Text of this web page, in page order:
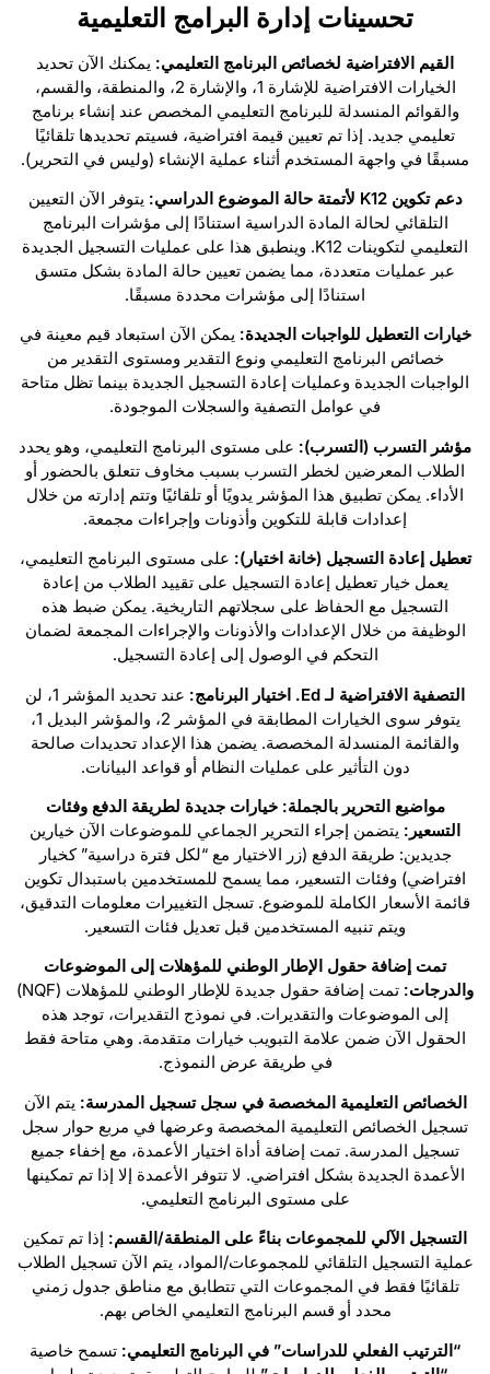
تحسينات إدارة البرامج التعليمية
القيم الافتراضية لخصائص البرنامج التعليمي: يمكنك الآن تحديد
الخيارات الافتراضية للإشارة 1، والإشارة 2، والمنطقة، والقسم،
والقوائم المنسدلة للبرنامج التعليمي المخصص عند إنشاء برنامج
تعليمي جديد. إذا تم تعيين قيمة افتراضية، فسيتم تحديدها تلقائيًا
مسبقًا في واجهة المستخدم أثناء عملية الإنشاء (وليس في التحرير).
دعم تكوين K12 لأتمتة حالة الموضوع الدراسي:
يتوفر الآن التعيين
التلقائي لحالة المادة الدراسية استنادًا إلى مؤشرات البرنامج
التعليمي لتكوينات K12. وينطبق هذا على عمليات التسجيل الجديدة
عبر عمليات متعددة، مما يضمن تعيين حالة المادة بشكل متسق
استنادًا إلى مؤشرات محددة مسبقًا.
خيارات التعطيل للواجبات الجديدة: يمكن الآن استبعاد قيم معينة في
خصائص البرنامج التعليمي ونوع التقدير ومستوى التقدير من
الواجبات الجديدة وعمليات إعادة التسجيل الجديدة بينما تظل متاحة
في عوامل التصفية والسجلات الموجودة.
مؤشر التسرب (التسرب): على مستوى البرنامج التعليمي، وهو يحدد
الطلاب المعرضين لخطر التسرب بسبب مخاوف تتعلق بالحضور أو
الأداء. يمكن تطبيق هذا المؤشر يدويًا أو تلقائيًا وتتم إدارته من خلال
إعدادات قابلة للتكوين وأذونات وإجراءات مجمعة.
تعطيل إعادة التسجيل (خانة اختيار): على مستوى البرنامج التعليمي،
يعمل خيار تعطيل إعادة التسجيل على تقييد الطلاب من إعادة
التسجيل مع الحفاظ على سجلاتهم التاريخية. يمكن ضبط هذه
الوظيفة من خلال الإعدادات والأذونات والإجراءات المجمعة لضمان
التحكم في الوصول إلى إعادة التسجيل.
التصفية الافتراضية لـ Ed. اختيار البرنامج:
عند تحديد المؤشر 1، لن
يتوفر سوى الخيارات المطابقة في المؤشر 2، والمؤشر البديل 1،
والقائمة المنسدلة المخصصة. يضمن هذا الإعداد تحديدات صالحة
دون التأثير على عمليات النظام أو قواعد البيانات.
مواضيع التحرير بالجملة: خيارات جديدة لطريقة الدفع وفئات
التسعير: يتضمن إجراء التحرير الجماعي للموضوعات الآن خيارين
جديدين: طريقة الدفع (زر الاختيار مع “لكل فترة دراسية” كخيار
افتراضي) وفئات التسعير، مما يسمح للمستخدمين باستبدال تكوين
قائمة الأسعار الكاملة للموضوع. تسجل التغييرات معلومات التدقيق،
ويتم تنبيه المستخدمين قبل تعديل فئات التسعير.
تمت إضافة حقول الإطار الوطني للمؤهلات إلى الموضوعات
والدرجات:
تمت إضافة حقول جديدة للإطار الوطني للمؤهلات (NQF)
إلى الموضوعات والتقديرات. في نموذج التقديرات، توجد هذه
الحقول الآن ضمن علامة التبويب خيارات متقدمة. وهي متاحة فقط
في طريقة عرض النموذج.
الخصائص التعليمية المخصصة في سجل تسجيل المدرسة: يتم الآن
تسجيل الخصائص التعليمية المخصصة وعرضها في مربع حوار سجل
تسجيل المدرسة. تمت إضافة أداة اختيار الأعمدة، مع إخفاء جميع
الأعمدة الجديدة بشكل افتراضي. لا تتوفر الأعمدة إلا إذا تم تمكينها
على مستوى البرنامج التعليمي.
التسجيل الآلي للمجموعات بناءً على المنطقة/القسم: إذا تم تمكين
عملية التسجيل التلقائي للمجموعات/المواد، يتم الآن تسجيل الطلاب
تلقائيًا فقط في المجموعات التي تتطابق مع مناطق جدول زمني
محدد أو قسم البرنامج التعليمي الخاص بهم.
“الترتيب الفعلي للدراسات” في البرنامج التعليمي: تسمح خاصية